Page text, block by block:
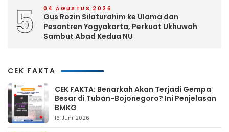
5 04 AGUSTUS 2026
Gus Rozin Silaturahim ke Ulama dan
Pesantren Yogyakarta, Perkuat Ukhuwah
Sambut Abad Kedua NU
CEK FAKTA
CEK FAKTA: Benarkah Akan Terjadi Gempa
Besar di Tuban-Bojonegoro? Ini Penjelasan
BMKG
16 Juni 2026